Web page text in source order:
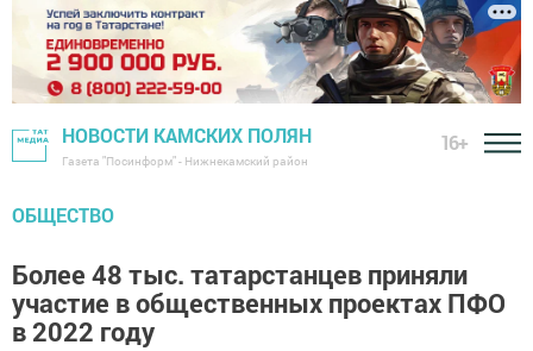
НОВОСТИ КАМСКИХ ПОЛЯН
Газета "Посинформ" - Нижнекамский район
16+
ОБЩЕСТВО
Более 48 тыс. татарстанцев приняли
участие в общественных проектах ПФО
в 2022 году